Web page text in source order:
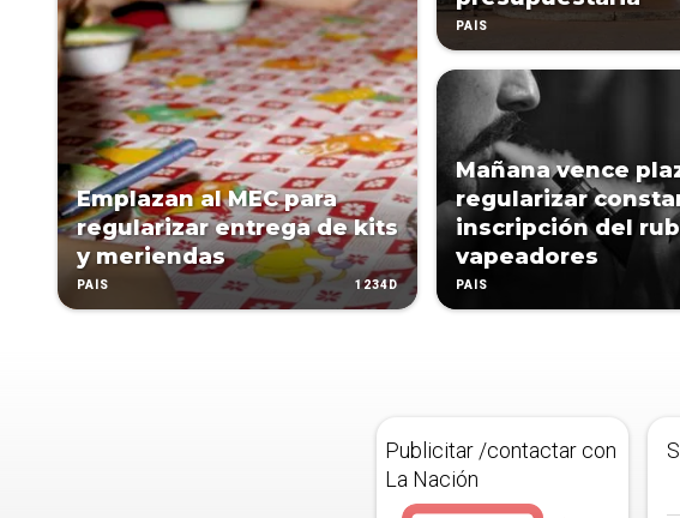
Emplazan al MEC para
regularizar entrega de kits
y meriendas
PAÍS 1234D
PAÍS
Mañana vence
regularizar
inscripción del
vapeadores
PAÍS
Publicitar /contactar con
La Nación